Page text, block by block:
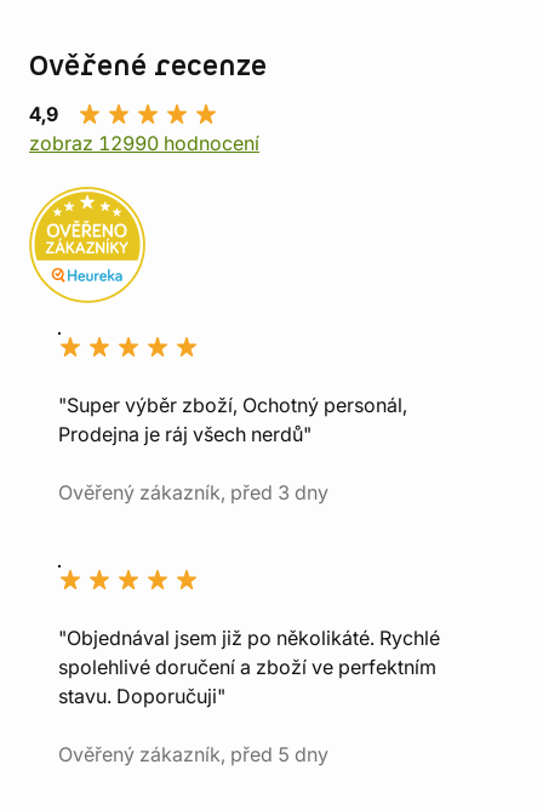
Ověřené recenze
4,9
zobraz 12990 hodnocení
"Super výběr zboží, Ochotný personál,
Prodejna je ráj všech nerdů"
Ověřený zákazník, před 3 dny
"Objednával jsem již po několikáté. Rychlé
spolehlivé doručení a zboží ve perfektním
stavu. Doporučuji"
Ověřený zákazník, před 5 dny